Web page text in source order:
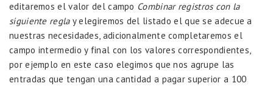
editaremos el valor del campo Combinar registros con la
siguiente regla y elegiremos del listado el que se adecue a
nuestras necesidades, adicionalmente completaremos el
campo intermedio y final con los valores correspondientes,
por ejemplo en este caso elegimos que nos agrupe las
entradas que tengan una cantidad a pagar superior a 100